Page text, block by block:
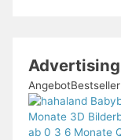
Advertising
AngebotBestseller